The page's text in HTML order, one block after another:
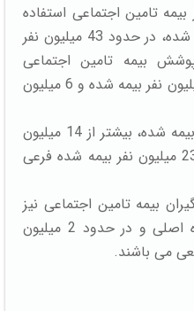
تامین اجتماعی استفاده
می کنند. طبق آخرین آمار منتشر شده، در حدود 43 میلیون نفر
بیمه تامین اجتماعی
هستند، از این تعداد تقریبا 37 میلیون نفر بیمه شده و 6 میلیون
همچنین از بین 37 میلیون افراد بیمه شده، بیشتر از 14 میلیون
نفر بیمه شده اصلی و در حدود 23 میلیون نفر بیمه شده فرعی
بگیران بیمه تامین اجتماعی نیز
بیشتر از 3 میلیون نفر بیمه شده اصلی و در حدود 2 میلیون